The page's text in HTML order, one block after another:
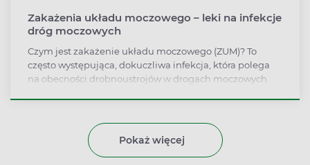
Zakażenia układu moczowego – leki na infekcje
dróg moczowych
Czym jest zakażenie układu moczowego (ZUM)? To
często występująca, dokuczliwa infekcja, która polega
na obecności drobnoustrojów w drogach moczowych.
moczowych) i odmiedniczkowe zapalenia nerek
(infekcja górnych dróg moczowych). Jakie są sposoby
leczenia infekcji dróg moczowych? Co trzeba robić po
Pokaż więcej